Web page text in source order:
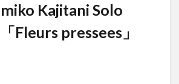
Kajitani Solo
Fleurs pressees」